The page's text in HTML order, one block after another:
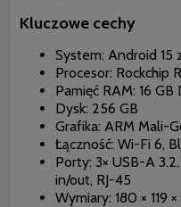
Kluczowe cechy
System: Android 15
Procesor: Rockchip
Pamięć RAM: 16 GB
Dysk: 256 GB
Grafika: ARM Mali-
Łączność: Wi-Fi 6,
Porty: 3× USB-A
in/out, RJ-45
Wymiary: 180 × 119